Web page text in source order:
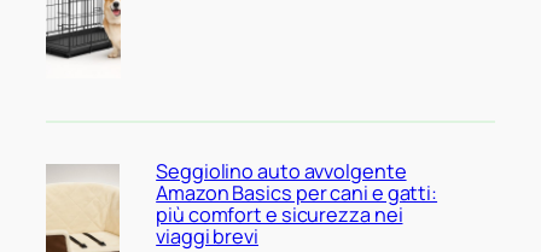
Seggiolino auto avvolgente
Amazon Basics per cani e gatti:
più comfort e sicurezza nei
viaggi brevi